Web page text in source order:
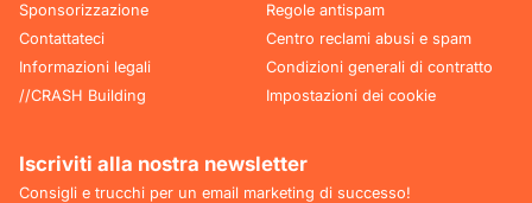
Sponsorizzazione
Contattateci
Informazioni legali
//CRASH Building
Regole antispam
Centro reclami abusi e spam
Condizioni generali di contratto
Impostazioni dei cookie
Iscriviti alla nostra newsletter
Consigli e trucchi per un email marketing di successo!